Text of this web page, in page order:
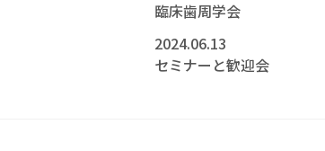
臨床歯周学会
2024.06.13
セミナーと歓迎会